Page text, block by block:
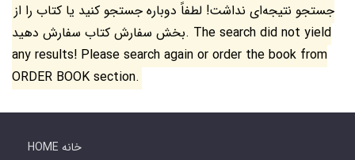
جستجو نتیجه‌ای نداشت! لطفاً دوباره جستجو کنید یا کتاب را از
بخش سفارش کتاب سفارش دهید. The search did not yield
any results! Please search again or order the book from
ORDER BOOK section.
HOME خانه